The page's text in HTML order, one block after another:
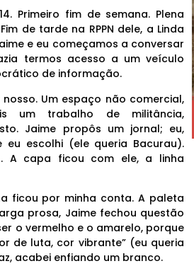
Primeiro fim de semana. Plena
de tarde na RPPN dele, a Linda
e eu começamos a conversar
termos acesso a um veículo
de informação.
Um espaço não comercial,
um trabalho de militância,
Jaime propôs um jornal; eu,
eu escolhi (ele queria Bacurau).
A capa ficou com ele, a linha
ficou por minha conta. A paleta
prosa, Jaime fechou questão
o vermelho e o amarelo, porque
de luta, cor vibrante” (eu queria
acabei enfiando um branco.